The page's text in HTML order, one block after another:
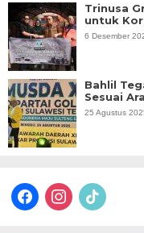
Trinusa
untuk
6 Desember
Bahlil
Sesuai
25 Agustus
facebookinstagram
tiktok